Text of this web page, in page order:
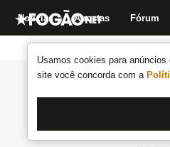
Usamos cookies para
site você concorda com a
Notícias Apostas Fórum